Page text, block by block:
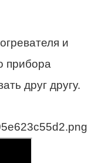
и
прибора
друг другу.